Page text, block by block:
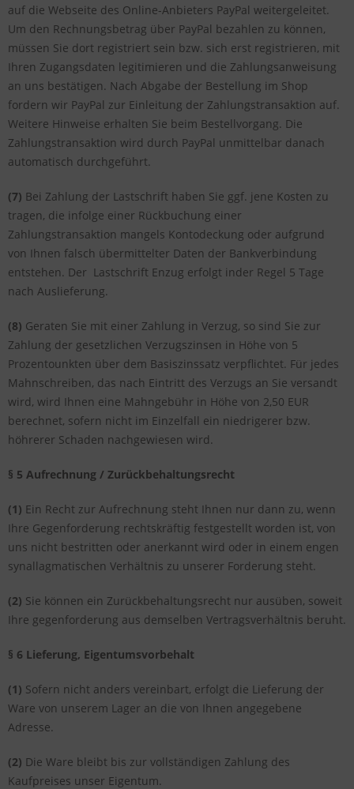
auf die Webseite des Online-Anbieters PayPal weitergeleitet.
Um den Rechnungsbetrag über PayPal bezahlen zu können,
müssen Sie dort registriert sein bzw. sich erst registrieren, mit
Ihren Zugangsdaten legitimieren und die Zahlungsanweisung
an uns bestätigen. Nach Abgabe der Bestellung im Shop
fordern wir PayPal zur Einleitung der Zahlungstransaktion auf.
Weitere Hinweise erhalten Sie beim Bestellvorgang. Die
Zahlungstransaktion wird durch PayPal unmittelbar danach
automatisch durchgeführt.
(7) Bei Zahlung der Lastschrift haben Sie ggf. jene Kosten zu
tragen, die infolge einer Rückbuchung einer
Zahlungstransaktion mangels Kontodeckung oder aufgrund
von Ihnen falsch übermittelter Daten der Bankverbindung
entstehen. Der Lastschrift Enzug erfolgt inder Regel 5 Tage
nach Auslieferung.
(8) Geraten Sie mit einer Zahlung in Verzug, so sind Sie zur
Zahlung der gesetzlichen Verzugszinsen in Höhe von 5
Prozentounkten über dem Basiszinssatz verpflichtet. Für jedes
Mahnschreiben, das nach Eintritt des Verzugs an Sie versandt
wird, wird Ihnen eine Mahngebühr in Höhe von 2,50 EUR
berechnet, sofern nicht im Einzelfall ein niedrigerer bzw.
höhrerer Schaden nachgewiesen wird.
§ 5 Aufrechnung / Zurückbehaltungsrecht
(1) Ein Recht zur Aufrechnung steht Ihnen nur dann zu, wenn
Ihre Gegenforderung rechtskräftig festgestellt worden ist, von
uns nicht bestritten oder anerkannt wird oder in einem engen
synallagmatischen Verhältnis zu unserer Forderung steht.
(2) Sie können ein Zurückbehaltungsrecht nur ausüben, soweit
Ihre gegenforderung aus demselben Vertragsverhältnis beruht.
§ 6 Lieferung, Eigentumsvorbehalt
(1) Sofern nicht anders vereinbart, erfolgt die Lieferung der
Ware von unserem Lager an die von Ihnen angegebene
Adresse.
(2) Die Ware bleibt bis zur vollständigen Zahlung des
Kaufpreises unser Eigentum.